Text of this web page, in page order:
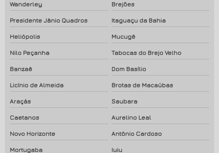
Wanderley Brejões
Presidente Jânio Quadros Itaguaçu da Bahia
Heliópolis Mucugê
Nilo Peçanha Tabocas do Brejo Velho
Banzaê Dom Basílio
Licínio de Almeida Brotas de Macaúbas
Araçás Saubara
Caetanos Aurelino Leal
Novo Horizonte Antônio Cardoso
Mortugaba Iuiu